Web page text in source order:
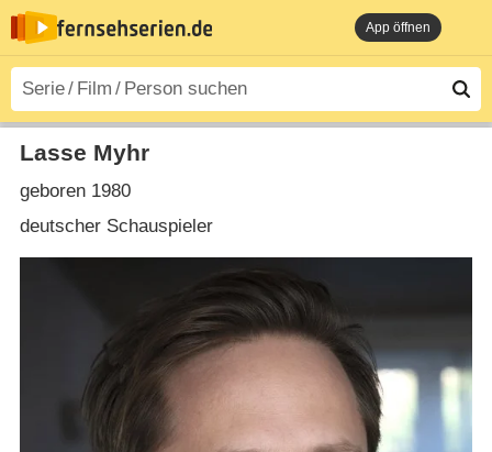
App öffnen
Lasse Myhr
geboren 1980
deutscher Schauspieler